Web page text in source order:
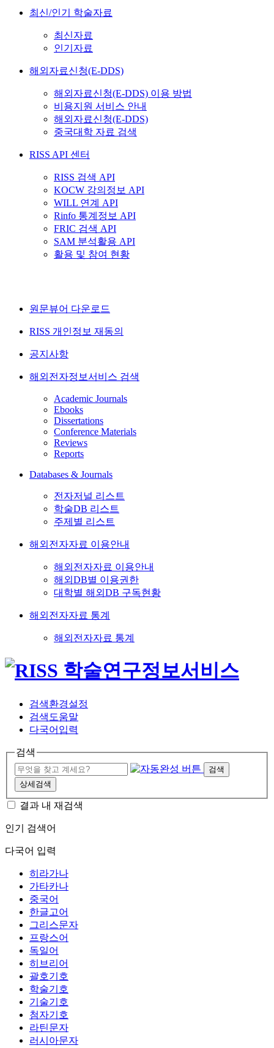
최신/인기 학술자료
최신자료
인기자료
해외자료신청(E-DDS)
해외자료신청(E-DDS) 이용 방법
비용지원 서비스 안내
해외자료신청(E-DDS)
중국대학 자료 검색
RISS API 센터
RISS 검색 API
KOCW 강의정보 API
WILL 연계 API
Rinfo 통계정보 API
FRIC 검색 API
SAM 분석활용 API
활용 및 참여 현황
원문뷰어 다운로드
RISS 개인정보 재동의
공지사항
해외전자정보서비스 검색
Academic Journals
Ebooks
Dissertations
Conference Materials
Reviews
Reports
Databases & Journals
전자저널 리스트
학술DB 리스트
주제별 리스트
해외전자자료 이용안내
해외전자자료 이용안내
해외DB별 이용권한
대학별 해외DB 구독현황
해외전자자료 통계
해외전자자료 통계
검색환경설정
검색도움말
다국어입력
검색
검색
상세검색
결과 내 재검색
인기 검색어
다국어 입력
히라가나
가타카나
중국어
한글고어
그리스문자
프랑스어
독일어
히브리어
괄호기호
학술기호
기술기호
첨자기호
라틴문자
러시아문자